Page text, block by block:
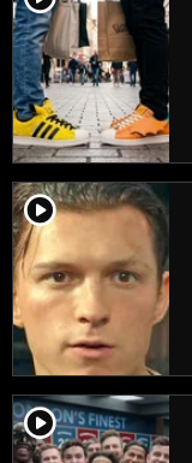
player2
player2